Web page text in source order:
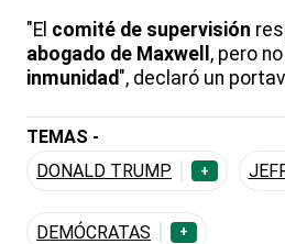
"El comité de supervisión
abogado de Maxwell , pero
inmunidad", declaró un
TEMAS -
DONALD TRUMP
+
DEMÓCRATAS +